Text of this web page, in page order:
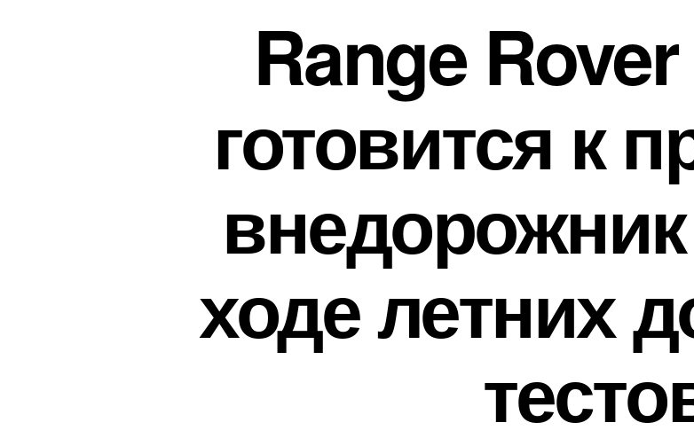
Range
готовится к
ходе летних